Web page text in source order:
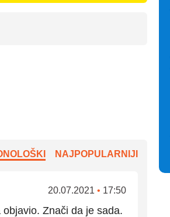
NAJPOPULARNIJI
20.07.2021 • 17:50
Znači da je sada.